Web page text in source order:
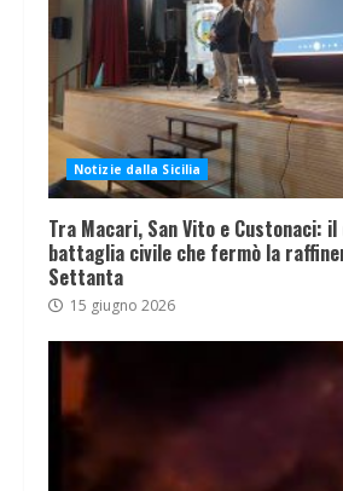
Notizie dalla Sicilia
Tra Macari, San Vito e Custonaci:
battaglia civile che fermò la
Settanta
15 giugno 2026